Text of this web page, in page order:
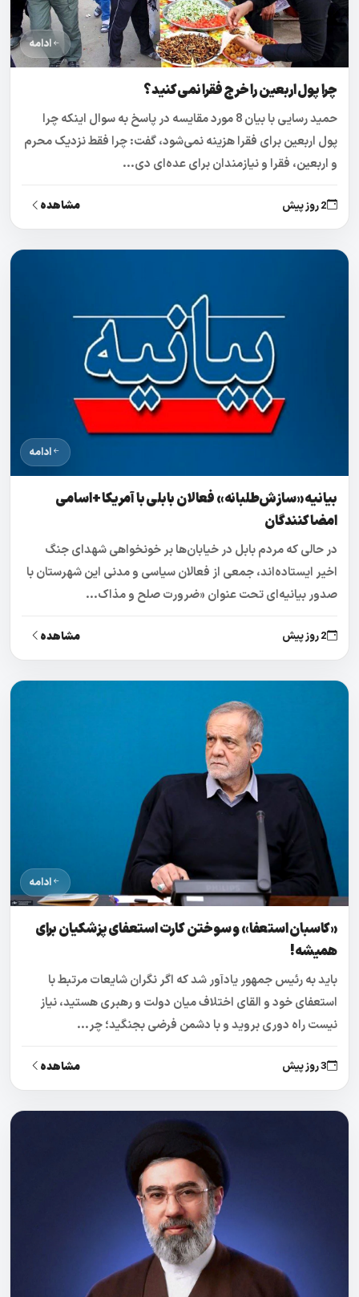
ادامه
چرا پول اربعین را خرج فقرا نمی‌کنید؟
حمید رسایی با بیان 8 مورد مقایسه در پاسخ به سوال اینکه چرا
پول اربعین برای فقرا هزینه نمی‌شود، گفت: چرا فقط نزدیک محرم
و اربعین، فقرا و نیازمندان برای عده‌ای دی...
2 روز پیش مشاهده
ادامه
بیانیه «سازش‌طلبانه» فعالان بابلی با آمریکا +اسامی
امضاکنندگان
در حالی که مردم بابل در خیابان‌ها بر خونخواهی شهدای جنگ
اخیر ایستاده‌اند، جمعی از فعالان سیاسی و مدنی این شهرستان با
صدور بیانیه‌ای تحت عنوان «ضرورت صلح و مذاک...
2 روز پیش مشاهده
ادامه
«کاسبان استعفا» و سوختن کارت استعفای پزشکیان برای
همیشه!
باید به رئیس جمهور یادآور شد که اگر نگران شایعات مرتبط با
استعفای خود و القای اختلاف میان دولت و رهبری هستید، نیاز
نیست راه دوری بروید و با دشمن فرضی بجنگید؛ چر...
3 روز پیش مشاهده